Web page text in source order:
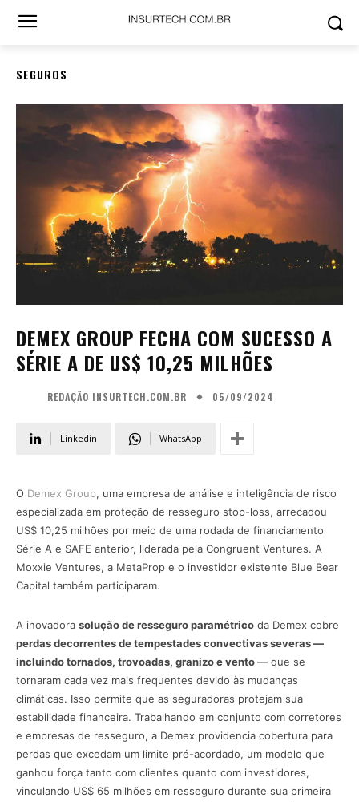
SEGUROS
DEMEX GROUP FECHA COM SUCESSO A
SÉRIE A DE US$ 10,25 MILHÕES
REDAÇÃO INSURTECH.COM.BR 05/09/2024
Linkedin WhatsApp
O Demex Group, uma empresa de análise e inteligência de risco
especializada em proteção de resseguro stop-loss, arrecadou
US$ 10,25 milhões por meio de uma rodada de financiamento
Série A e SAFE anterior, liderada pela Congruent Ventures. A
Moxxie Ventures, a MetaProp e o investidor existente Blue Bear
Capital também participaram.
A inovadora solução de resseguro paramétrico da Demex cobre
perdas decorrentes de tempestades convectivas severas —
incluindo tornados, trovoadas, granizo e vento— que se
tornaram cada vez mais frequentes devido às mudanças
climáticas. Isso permite que as seguradoras protejam sua
estabilidade financeira. Trabalhando em conjunto com corretores
e empresas de resseguro, a Demex providencia cobertura para
perdas que excedam um limite pré-acordado, um modelo que
ganhou força tanto com clientes quanto com investidores,
vinculando US$ 65 milhões em resseguro durante sua primeira